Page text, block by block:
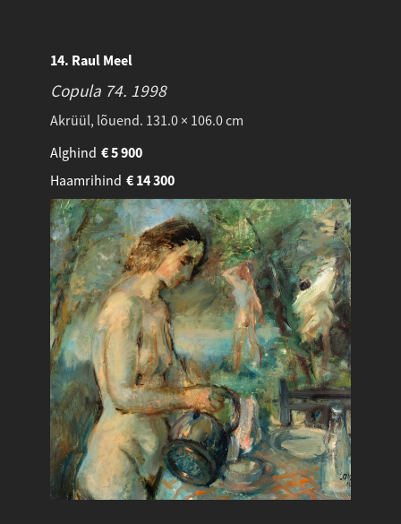
14. Raul Meel
Copula 74. 1998
Akrüül, lõuend. 131.0 × 106.0 cm
Alghind
5 900
€
Haamrihind
14 300
€